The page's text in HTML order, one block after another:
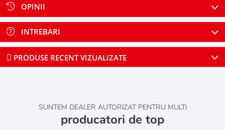
OPINII
INTREBARI
PRODUSE RECENT VIZUALIZATE
SUNTEM DEALER AUTORIZAT PENTRU MULTI
producatori de top